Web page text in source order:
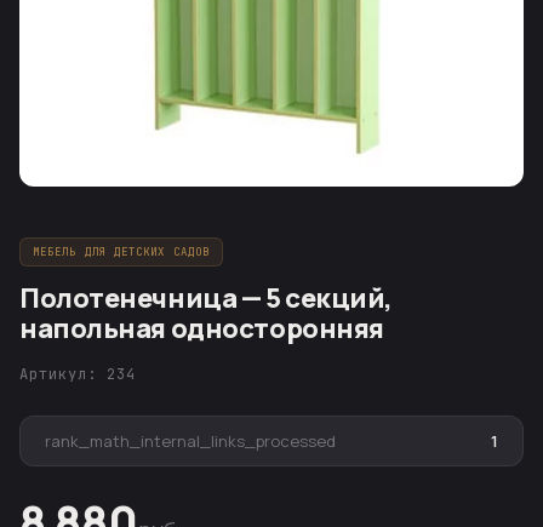
МЕБЕЛЬ ДЛЯ ДЕТСКИХ САДОВ
Полотенечница — 5 секций,
напольная односторонняя
Артикул: 234
rank_math_internal_links_processed 1